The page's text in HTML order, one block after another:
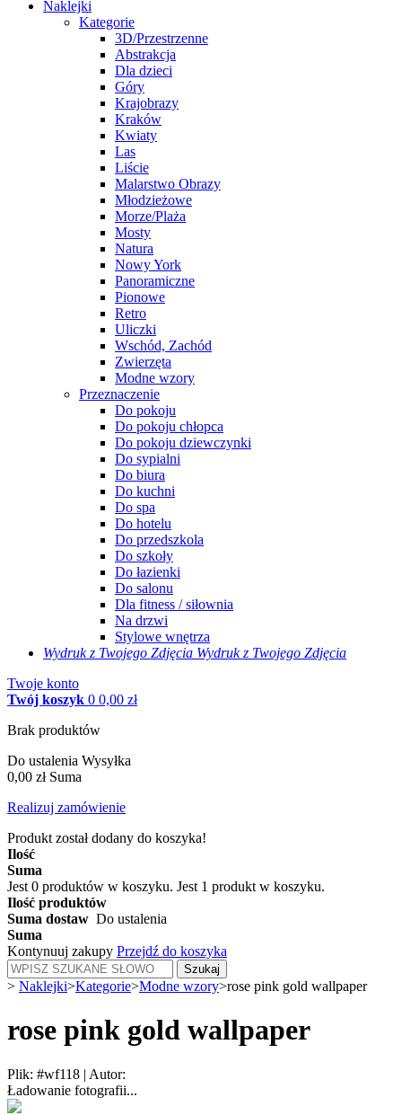
Naklejki
Kategorie
3D/Przestrzenne
Abstrakcja
Dla dzieci
Góry
Krajobrazy
Kraków
Kwiaty
Las
Liście
Malarstwo Obrazy
Młodzieżowe
Morze/Plaża
Mosty
Natura
Nowy York
Panoramiczne
Pionowe
Retro
Uliczki
Wschód, Zachód
Zwierzęta
Modne wzory
Przeznaczenie
Do pokoju
Do pokoju chłopca
Do pokoju dziewczynki
Do sypialni
Do biura
Do kuchni
Do spa
Do hotelu
Do przedszkola
Do szkoły
Do łazienki
Do salonu
Dla fitness / siłownia
Na drzwi
Stylowe wnętrza
Wydruk z Twojego Zdjęcia Wydruk z Twojego Zdjęcia
Twoje konto
Twój koszyk 0 0,00 zł
Brak produktów
Do ustalenia Wysyłka
0,00 zł Suma
Realizuj zamówienie
Produkt został dodany do koszyka!
Ilość
Suma
Jest 0 produktów w koszyku. Jest 1 produkt w koszyku.
Ilość produktów
Suma dostaw Do ustalenia
Suma
Kontynuuj zakupy Przejdź do koszyka
Szukaj
> Naklejki>Kategorie>Modne wzory>rose pink gold wallpaper
rose pink gold wallpaper
Plik: #wf118 | Autor:
Ładowanie fotografii...